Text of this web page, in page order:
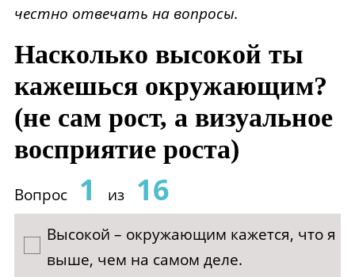
честно отвечать на вопросы.
Насколько высокой ты
кажешься окружающим?
(не сам рост, а визуальное
восприятие роста)
Вопрос 1 из 16
Высокой – окружающим кажется, что я
выше, чем на самом деле.